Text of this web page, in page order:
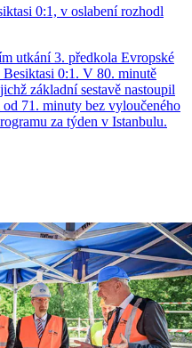
0:1, v oslabení rozhodl
utkání 3. předkola Evropské
0:1. V 80. minutě
základní sestavě nastoupil
71. minuty bez vyloučeného
za týden v Istanbulu.